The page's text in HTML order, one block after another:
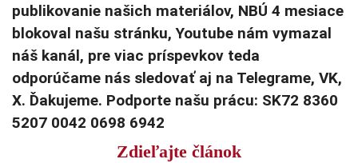
publikovanie našich materiálov, NBÚ 4 mesiace
blokoval našu stránku, Youtube nám vymazal
náš kanál, pre viac príspevkov teda
odporúčame nás sledovať aj na Telegrame, VK,
X. Ďakujeme. Podporte našu prácu: SK72 8360
5207 0042 0698 6942
Zdieľajte článok